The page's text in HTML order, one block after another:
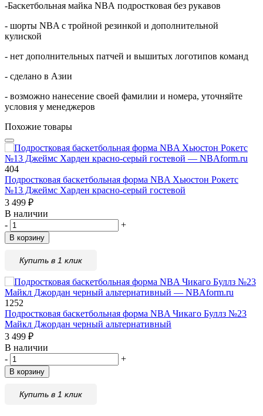
-Баскетбольная майка NBA подростковая без рукавов
- шорты NBA с тройной резинкой и дополнительной
кулиской
- нет дополнительных патчей и вышитых логотипов команд
- сделано в Азии
- возможно нанесение своей фамилии и номера, уточняйте
условия у менеджеров
Похожие товары
404
Подростковая баскетбольная форма NBA Хьюстон Рокетс
№13 Джеймс Харден красно-серый гостевой
3 499 ₽
В наличии
-
+
В корзину
Купить в 1 клик
1252
Подростковая баскетбольная форма NBA Чикаго Буллз №23
Майкл Джордан черный альтернативный
3 499 ₽
В наличии
-
+
В корзину
Купить в 1 клик